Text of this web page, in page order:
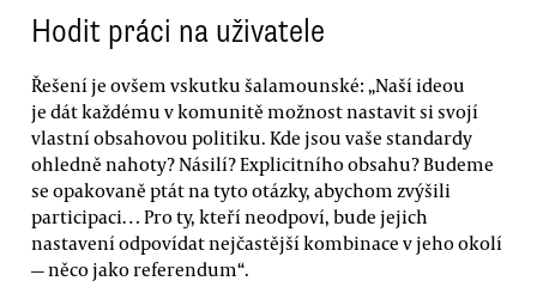
Hodit práci na uživatele
Řešení je ovšem vskutku šalamounské: „Naší ideou
je dát každému v komunitě možnost nastavit si svojí
vlastní obsahovou politiku. Kde jsou vaše standardy
ohledně nahoty? Násilí? Explicitního obsahu? Budeme
se opakovaně ptát na tyto otázky, abychom zvýšili
participaci… Pro ty, kteří neodpoví, bude jejich
nastavení odpovídat nejčastější kombinace v jeho okolí
— něco jako referendum“.